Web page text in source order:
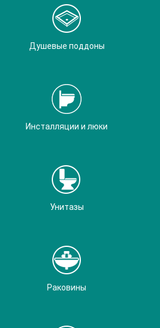
Душевые поддоны
Инсталляции и люки
Унитазы
Раковины